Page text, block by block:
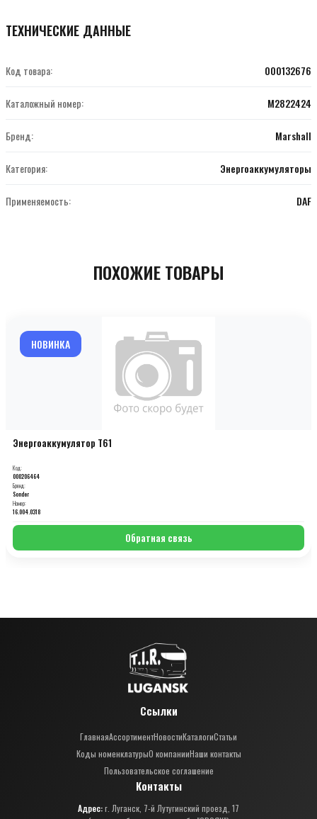
ТЕХНИЧЕСКИЕ ДАННЫЕ
Код товара: 000132676
Каталожный номер: M2822424
Бренд: Marshall
Категория: Энергоаккумуляторы
Применяемость: DAF
ПОХОЖИЕ ТОВАРЫ
НОВИНКА
Энергоаккумулятор T61
Код:
000206464
Бренд:
Sonder
Номер:
16.004.0318
Обратная связь
Ссылки
ГлавнаяАссортиментНовостиКаталогиСтатьи
Коды номенклатурыО компанииНаши контакты
Пользовательское соглашение
Контакты
Адрес:г. Луганск, 7-й Лутугинский проезд, 17